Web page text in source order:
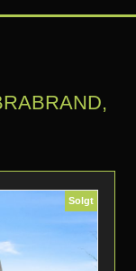
Solgt